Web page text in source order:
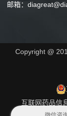
邮箱：
Copyright @
互联网药品信